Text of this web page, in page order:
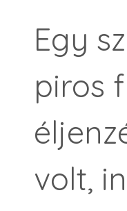
Egy
piros
volt,